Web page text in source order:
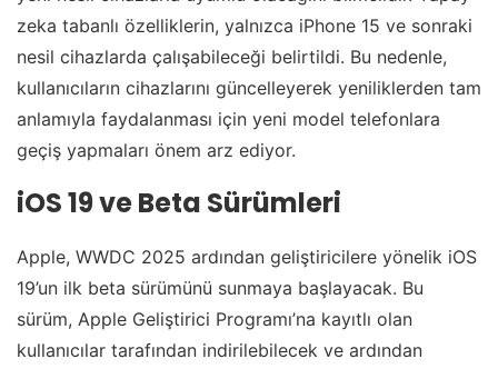
zeka tabanlı özelliklerin, yalnızca iPhone 15 ve sonraki
nesil cihazlarda çalışabileceği belirtildi. Bu nedenle,
kullanıcıların cihazlarını güncelleyerek yeniliklerden tam
anlamıyla faydalanması için yeni model telefonlara
geçiş yapmaları önem arz ediyor.
iOS 19 ve Beta Sürümleri
Apple, WWDC 2025 ardından geliştiricilere yönelik iOS
19’un ilk beta sürümünü sunmaya başlayacak. Bu
sürüm, Apple Geliştirici Programı’na kayıtlı olan
kullanıcılar tarafından indirilebilecek ve ardından